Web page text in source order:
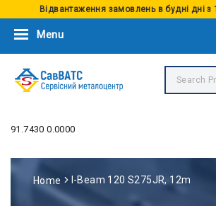
Відвантаження замовлень в будні дні
Menu
91.7430 0.0000
Home I-Beam 120 S275JR, 12m